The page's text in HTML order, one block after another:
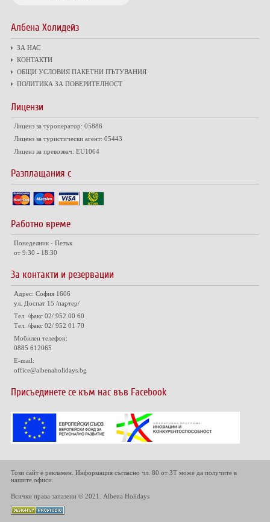
Албена Холидейз
ЗА НАС
КОНТАКТИ
ОБЩИ УСЛОВИЯ ПАКЕТНИ ПЪТУВАНИЯ
ПОЛИТИКА ЗА ПОВЕРИТЕЛНОСТ
Лицензи
Лиценз за туроператор: 05886
Лиценз за туристически агент: 05443
Лиценз за превозвач: EU1064
Разплащания с
Работно време
Понеделник - Петък
от 9:30 - 18:30
За контакти и резервации
Адрес: София 1606
ул. Доспат 15 /партер/
Тел. /факс 02/ 952 00 60
Тел. /факс 02/ 952 01 70
Мобилен телефон:
0885 612065
E-mail:
office@albenaholidays.bg
Присъединете се към нас във Facebook
Този сайт е рекламен. Информация съгласно чл. 80 от ЗТ може да получите в
нашите офиси.
Всички права запазени © 2021. Albena Holidays